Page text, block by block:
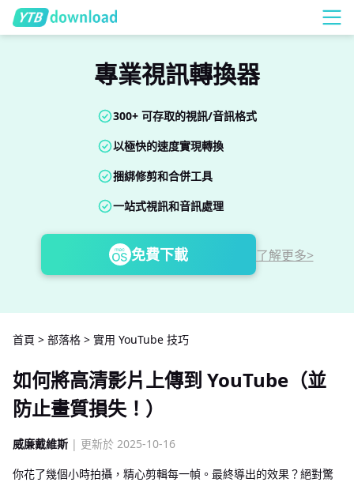
專業視訊轉換器
300+ 可存取的視訊/音訊格式
以極快的速度實現轉換
捆綁修剪和合併工具
一站式視訊和音訊處理
免費下載 了解更多>
首頁 > 部落格 > 實用 YouTube 技巧
如何將高清影片上傳到 YouTube（並
防止畫質損失！）
威廉戴維斯 | 更新於 2025-10-16
你花了幾個小時拍攝，精心剪輯每一幀。最終導出的效果？絕對驚